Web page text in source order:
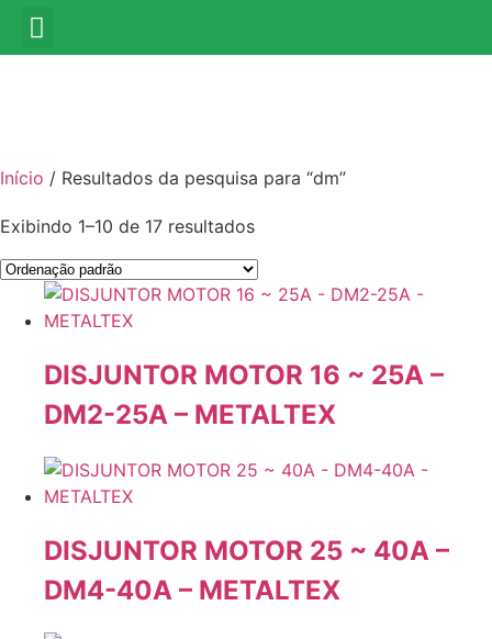
Início / Resultados da pesquisa para “dm”
Exibindo 1–10 de 17 resultados
DISJUNTOR MOTOR 16 ~ 25A –
DM2-25A – METALTEX
DISJUNTOR MOTOR 25 ~ 40A –
DM4-40A – METALTEX